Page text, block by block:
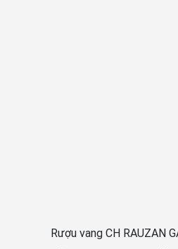
Rượu vang CH RAUZAN